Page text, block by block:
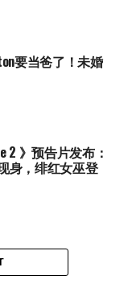
要当爸了！未婚
2 》预告片发布：
身，绯红女巫登